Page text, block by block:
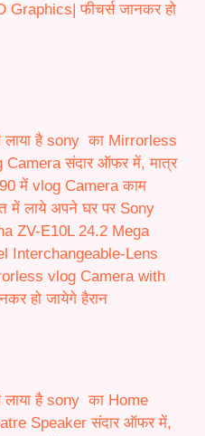
फीचर्स जानकर हो
लाया है sony का Mirrorless
Camera संदार ऑफर में, मात्र
में vlog Camera काम
में लाये अपने घर पर Sony
ZV-E10L 24.2 Mega
Interchangeable-Lens
vlog Camera with
हो जायेगे हैरान
लाया है sony का Home
Speaker संदार ऑफर में,